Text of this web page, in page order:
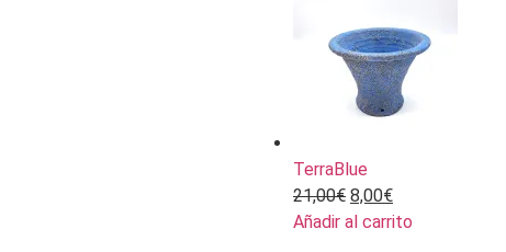
TerraBlue
21,00€ 8,00€
Añadir al carrito